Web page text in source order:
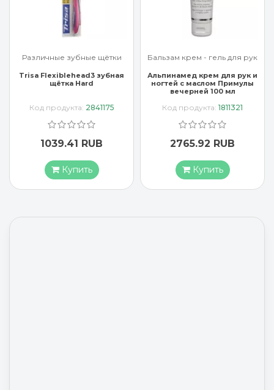
Различные зубные щётки
Trisa Flexiblehead3 зубная
щётка Hard
Код продукта: 2841175
1039.41 RUB
Купить
Бальзам крем - гель для рук
Альпинамед крем для рук и
ногтей с маслом Примулы
вечерней 100 мл
Код продукта: 1811321
2765.92 RUB
Купить